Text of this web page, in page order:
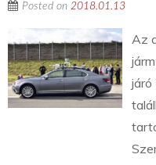
Posted on 2018.01.13
Az
járó